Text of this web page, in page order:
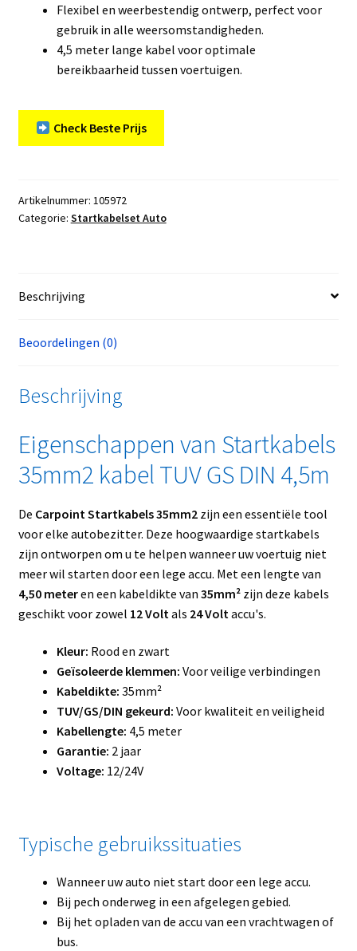
Flexibel en weerbestendig ontwerp, perfect voor
gebruik in alle weersomstandigheden.
4,5 meter lange kabel voor optimale
bereikbaarheid tussen voertuigen.
Check Beste Prijs
Artikelnummer: 105972
Categorie: Startkabelset Auto
Beschrijving
Beoordelingen (0)
Beschrijving
Eigenschappen van Startkabels
35mm2 kabel TUV GS DIN 4,5m
De Carpoint Startkabels 35mm2zijn een essentiële tool
voor elke autobezitter. Deze hoogwaardige startkabels
zijn ontworpen om u te helpen wanneer uw voertuig niet
meer wil starten door een lege accu. Met een lengte van
4,50 meteren een kabeldikte van 35mm²zijn deze kabels
geschikt voor zowel 12 Volt als 24 Volt accu's.
Kleur: Rood en zwart
Geïsoleerde klemmen: Voor veilige verbindingen
Kabeldikte: 35mm²
TUV/GS/DIN gekeurd: Voor kwaliteit en veiligheid
Kabellengte: 4,5 meter
Garantie: 2 jaar
Voltage: 12/24V
Typische gebruikssituaties
Wanneer uw auto niet start door een lege accu.
Bij pech onderweg in een afgelegen gebied.
Bij het opladen van de accu van een vrachtwagen of
bus.